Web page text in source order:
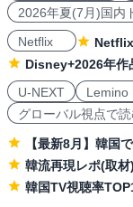
2026年夏(7月)国内
Netflix
Disney+2026年作
U-NEXT
Lemino
グローバル視点で
【最新8月】韓国
韓流再現レポ(取材)
韓国TV視聴率